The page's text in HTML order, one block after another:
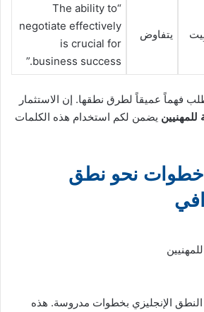
يتفاوض
“The ability to
negotiate effectively
is crucial for
business success.”
فهماً عميقاً لطرق نطقها. إن الاستثمار
يضمن لكم استخدام هذه الكلمات
خطوات نحو نطق
النطق الإنجليزي بخطوات مدروسة. هذه